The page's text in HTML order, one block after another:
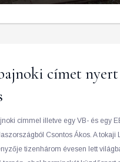
címet
címmel illetve egy VB- és egy
Csontos Ákos. A tokaji
tizenhárom évesen lett